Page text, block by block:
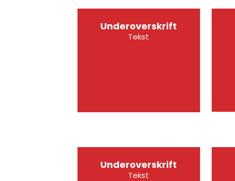
Underoverskrift
Tekst
Underoverskrift
Tekst